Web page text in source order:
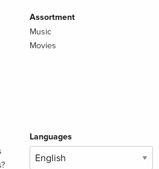
Assortment
Music
Movies
Languages